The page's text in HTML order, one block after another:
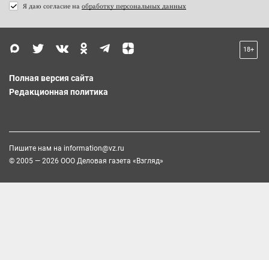
Я даю согласие на обработку персональных данных
18+
Полная версия сайта
Редакционная политика
Пишите нам на information@vz.ru
© 2005 — 2026 ООО Деловая газета «Взгляд»